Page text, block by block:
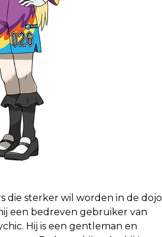
die sterker wil worden in de dojo
een bedreven gebruiker van
Hij is een gentleman en